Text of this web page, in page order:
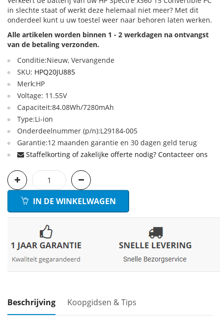
in slechte staat of werkt deze helemaal niet meer? Met dit
onderdeel kunt u uw toestel weer naar behoren laten werken.
Alle artikelen worden binnen 1 - 2 werkdagen na ontvangst
van de betaling verzonden.
Conditie:Nieuw, Vervangende
SKU: HPQ20JU885
Merk:HP
Voltage: 11.55V
Capaciteit:84.08Wh/7280mAh
Type:Li-ion
Onderdeelnummer (p/n):L29184-005
Garantie:12 maanden garantie en 30 dagen geld terug
Staffelkorting of zakelijke offerte nodig? Contacteer ons
IN DE WINKELWAGEN
Beschrijving Koopgidsen & Tips